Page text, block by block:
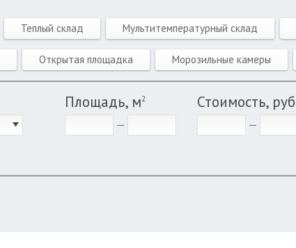
Теплый склад Мультитемпературный склад
Открытая площадка Морозильные камеры
Площадь, м2 Стоимость, руб